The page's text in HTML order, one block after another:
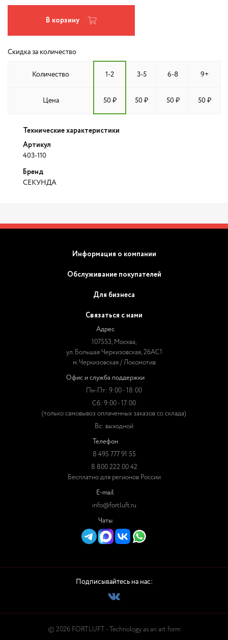
В корзину
Скидка за количество
Количество 1-2 3-5 6-8 9+
Цена 50 ₽ 50 ₽ 50 ₽ 50 ₽
Технические характеристики
Артикул
403-110
Бренд
СЕКУНДА
Информация о компании
Обслуживание покупателей
Для бизнеса
Связаться с нами
Адрес
107553, Москва,
ул. Большая Черкизовская, 26АС1
м. Черкизовская / Локомотив
Офис и служба поддержки
Пн-Пт: 9:00 - 18:00
Сб: 9:00 - 17:00
(только самовывоз оплаченных заказов со склада)
Вс: выходной
Телефон
8 495 777 91 55
8 800 222 00 42
Бесплатно для регионов России
E-mail
info@fortluft.ru
Чаты
Подписывайтесь на нас:
© 2026 FORTLUFT - Technology as an art form